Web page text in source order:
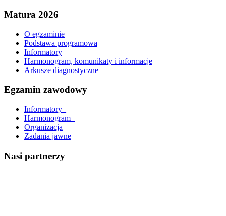
Matura 2026
O egzaminie
Podstawa programowa
Informatory
Harmonogram, komunikaty i informacje
Arkusze diagnostyczne
Egzamin zawodowy
Informatory_
Harmonogram_
Organizacja
Zadania jawne
Nasi partnerzy